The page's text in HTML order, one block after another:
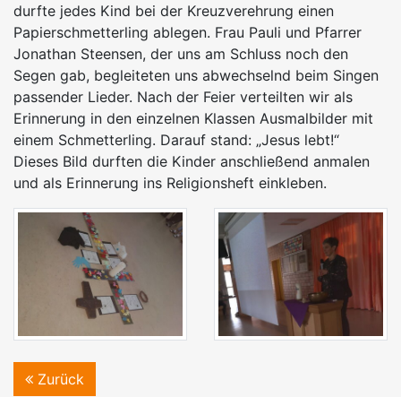
durfte jedes Kind bei der Kreuzverehrung einen
Papierschmetterling ablegen. Frau Pauli und Pfarrer
Jonathan Steensen, der uns am Schluss noch den
Segen gab, begleiteten uns abwechselnd beim Singen
passender Lieder. Nach der Feier verteilten wir als
Erinnerung in den einzelnen Klassen Ausmalbilder mit
einem Schmetterling. Darauf stand: „Jesus lebt!“
Dieses Bild durften die Kinder anschließend anmalen
und als Erinnerung ins Religionsheft einkleben.
Zurück